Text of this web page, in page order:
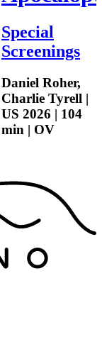
Special
Screenings
Daniel Roher,
Charlie Tyrell |
US 2026 | 104
min | OV